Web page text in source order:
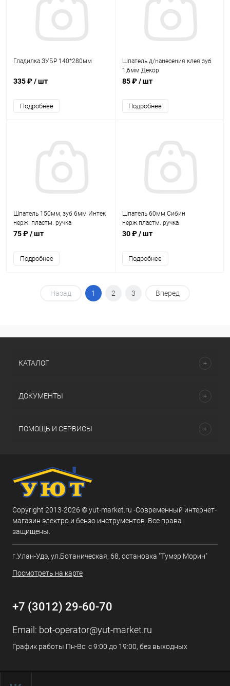
Гладилка ЗУБР 140*280мм
335 ₽/ шт
Подробнее
Шпатель д/нанесения клея зуб
1,6мм Декор
85 ₽/ шт
Подробнее
Шпатель 150мм, зуб 6мм Интек
нерж. пластм. ручка
75 ₽/ шт
Подробнее
Шпатель 60мм Сибин
нерж.пластм. ручка
30 ₽/ шт
Подробнее
Назад 1 2 3 Вперед
КАТАЛОГ
ДОКУМЕНТЫ
ПОМОЩЬ И СЕРВИСЫ
Copyright 2013-2026 © yut-market.ru -Современный интернет-
магазин электро и бензо инструментов. Все права
защищены.
г.Улан-Удэ, ул.Ботаническая, 68, остановка "Тумэр Морин"
Посмотреть на карте
+7 (3012) 29-60-70
Email: bot-operator@yut-market.ru
График работы Пн-Вс: с 9:00 до 19:00, без выходных